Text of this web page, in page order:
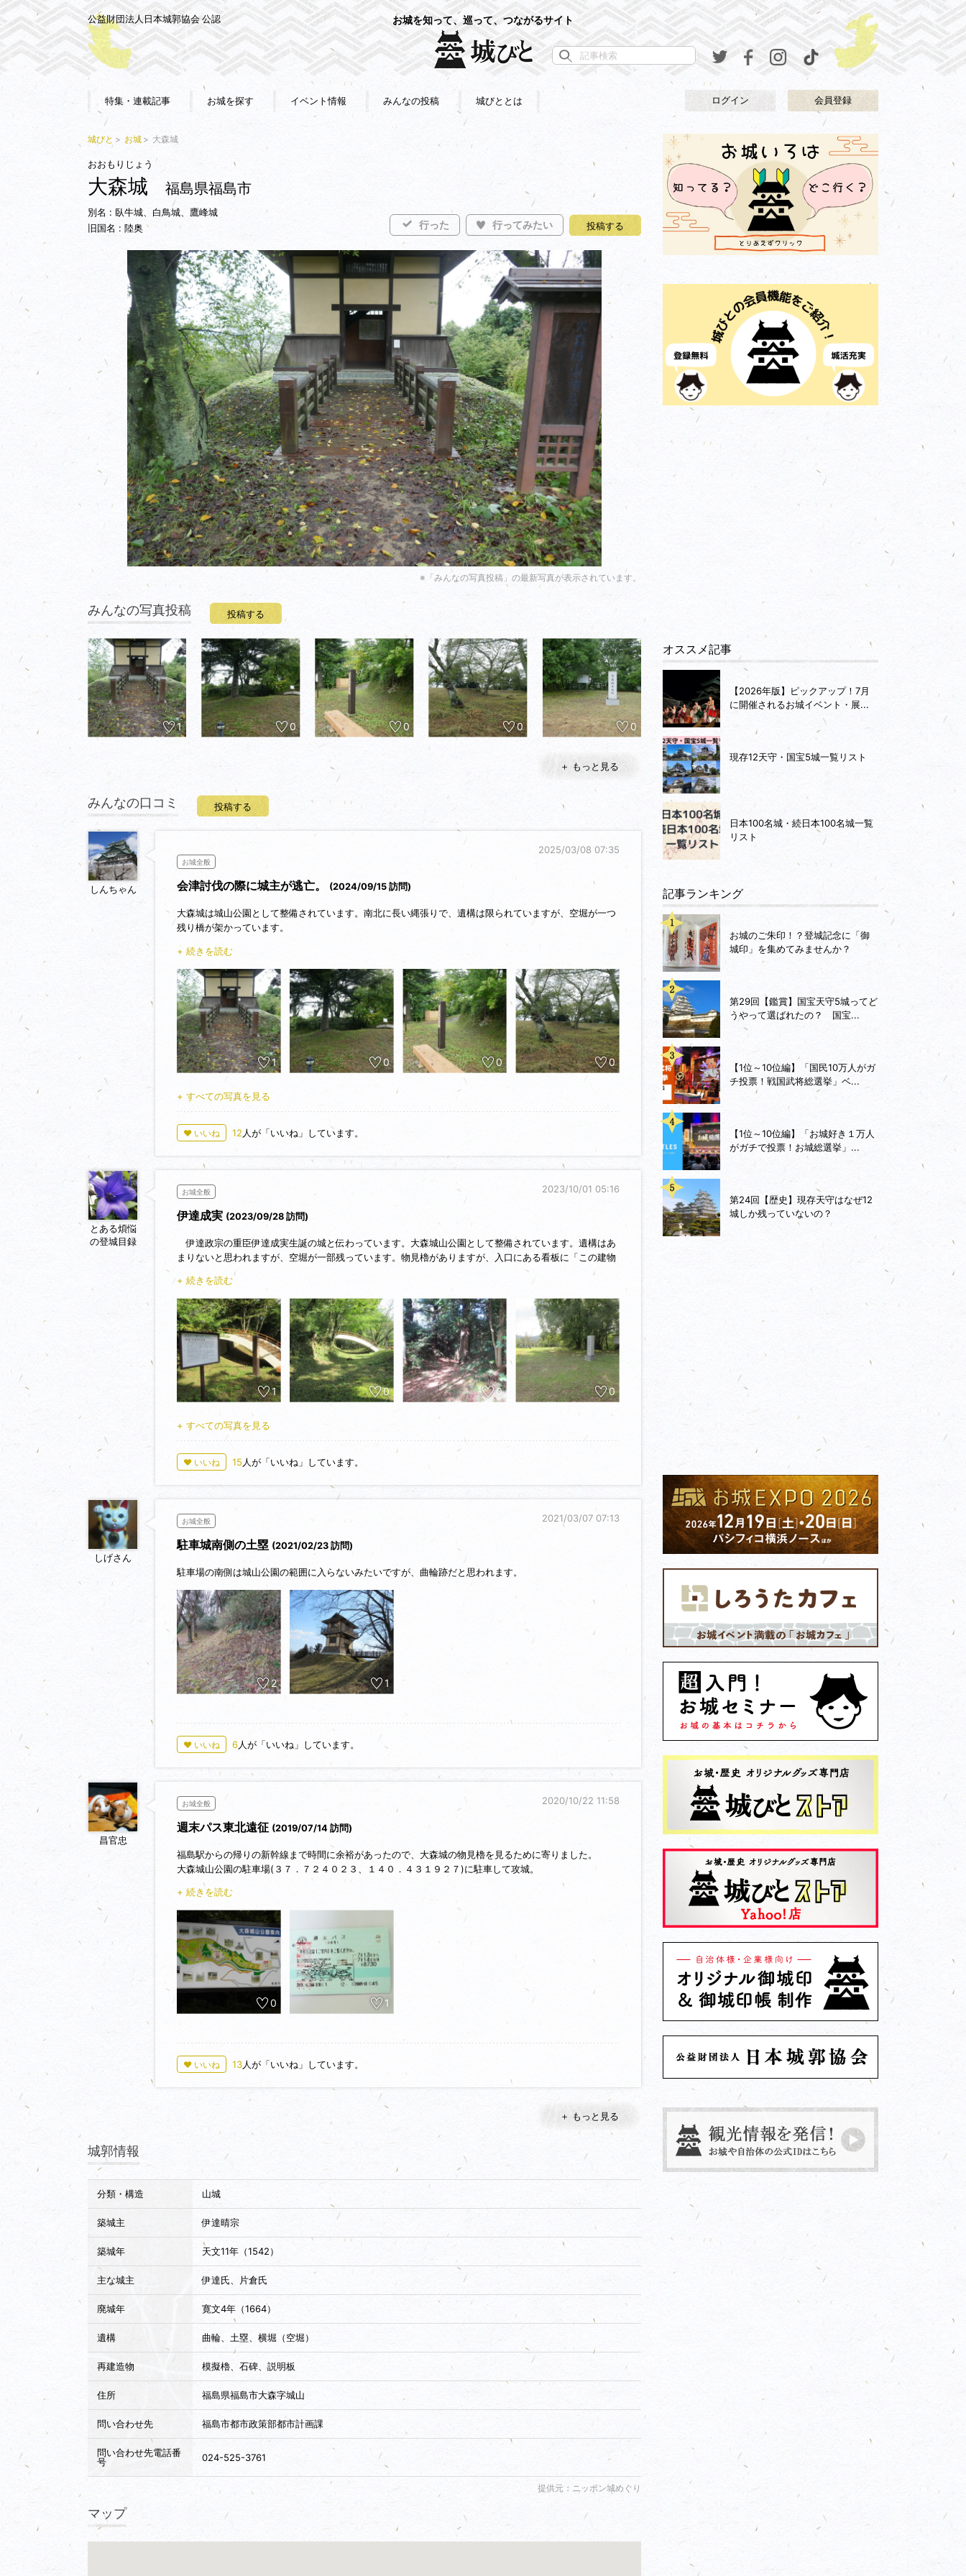
公益財団法人日本城郭協会 公認 お城を知って、巡って、つながるサイト
特集・連載記事 お城を探す イベント情報 みんなの投稿 城びととは ログイン 会員登録
城びと お城 大森城
おおもりじょう
大森城 福島県福島市
別名 : 臥牛城、白鳥城、鷹峰城
旧国名 : 陸奥
行った 行ってみたい 投稿する
※「みんなの写真投稿」の最新写真が表示されています。
みんなの写真投稿 投稿する
1 0 0 0 0
＋ もっと見る
みんなの口コミ 投稿する
しんちゃん
2025/03/08 07:35
お城全般
会津討伐の際に城主が逃亡。 (2024/09/15 訪問)
大森城は城山公園として整備されています。南北に長い縄張りで、遺構は限られていますが、空堀が一つ
残り橋が架かっています。
本丸はお花見広場として市民の憩いの場となっており、北の端の方には模擬の物見櫓が建っています。
南北朝時代の伝承もあるようですが詳細は不明、戦国時代には伊達稙宗の三男・伊達実元が城主になって
います。伊達成実が二本松城に移ると、片倉景綱が入り、上杉氏が会津に転封になった際には栗田国時が
入りました。
会津を守る重要な拠点でしたが、慶長5年（1600）徳川家康の会津討伐の際に栗田国時は藤田信吉と共に
出奔し、信夫郡伏拝（福島市伏拝）で追っての襲撃を受け国時は殺害され、信吉は逃亡しました。
+ 続きを読む
1 0 0 0
+ すべての写真を見る
♥ いいね 12 人が「いいね」しています。
とある煩悩
の登城目録
2023/10/01 05:16
お城全般
伊達成実 (2023/09/28 訪問)
伊達政宗の重臣伊達成実生誕の城と伝わっています。大森城山公園として整備されています。遺構はあ
まりないと思われますが、空堀が一部残っています。物見櫓がありますが、入口にある看板に「この建物
は時代考証により復元したものではありません」と書かれていました。
+ 続きを読む
1 0 0 0
+ すべての写真を見る
♥ いいね 15 人が「いいね」しています。
しげさん
2021/03/07 07:13
お城全般
駐車城南側の土塁 (2021/02/23 訪問)
駐車場の南側は城山公園の範囲に入らないみたいですが、曲輪跡だと思われます。
2 1
♥ いいね 6人が「いいね」しています。
昌官忠
2020/10/22 11:58
お城全般
週末パス東北遠征 (2019/07/14 訪問)
福島駅からの帰りの新幹線まで時間に余裕があったので、大森城の物見櫓を見るために寄りました。
大森城山公園の駐車場(３７．７２４０２３、１４０．４３１９２７)に駐車して攻城。
ところが駐車場付近の案内図の写真を撮った後、降りしきる雨でｶﾒﾗﾚﾝｽﾞが開かなくなり撮影不能になり
ました。これまで撮った写真はSDｶｰﾄﾞにあるので大丈夫でしたが、物見櫓などの写真は撮れませんでし
た。
故障は一時的なもの(雨のせい?)で新幹線内で復活しましたが、再度、このようなことが起きると怖いの
で、高耐久性の防水/防塵/GPS機能付ｶﾒﾗを購入しました。
個人的な感想としたは城跡というより公園のｲﾒｰｼﾞが強いです。物見櫓くらいですね。写真はありません
が眺望は良かったです。
投稿する写真が案内図1枚だけなので、今回の遠征で使用した週末ﾊﾟｽの写真も投稿します。攻城時間は１
５分くらいでした。
+ 続きを読む
0 1
♥ いいね 13人が「いいね」しています。
＋ もっと見る
城郭情報
分類・構造 山城
築城主 伊達晴宗
築城年 天文11年（1542）
主な城主 伊達氏、片倉氏
廃城年 寛文4年（1664）
遺構 曲輪、土塁、横堀（空堀）
再建造物 模擬櫓、石碑、説明板
住所 福島県福島市大森字城山
問い合わせ先 福島市都市政策部都市計画課
問い合わせ先電話番
号
024-525-3761
提供元：ニッポン城めぐり
マップ
オススメ記事
【2026年版】ピックアップ！7月
に開催されるお城イベント・展...
現存12天守・国宝5城一覧リスト
日本100名城・続日本100名城一覧
リスト
記事ランキング
お城のご朱印！？登城記念に「御
城印」を集めてみませんか？
第29回【鑑賞】国宝天守5城ってど
うやって選ばれたの？ 国宝...
【1位～10位編】「国民10万人がガ
チ投票！戦国武将総選挙」ベ...
【1位～10位編】「お城好き１万人
がガチで投票！お城総選挙」...
第24回【歴史】現存天守はなぜ12
城しか残っていないの？